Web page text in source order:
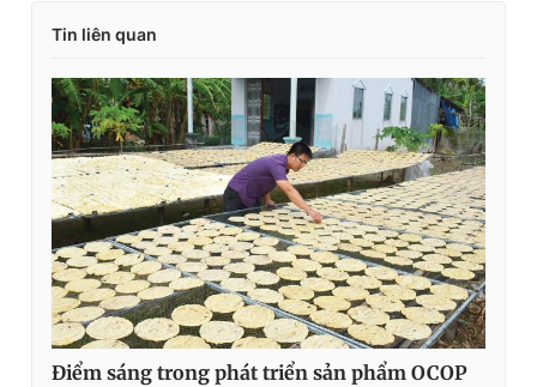
Tin liên quan
Điểm sáng trong phát triển sản phẩm OCOP